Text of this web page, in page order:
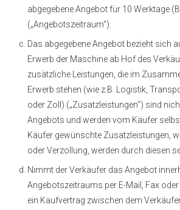
abgegebene Angebot für 10 Werktage
(„Angebotszeitraum“).
Das abgegebene Angebot bezieht sich
Erwerb der Maschine ab Hof des
zusätzliche Leistungen, die im
Erwerb stehen (wie z.B. Logistik,
oder Zoll) („Zusatzleistungen“) sind
Angebots und werden vom Käufer
Käufer gewünschte Zusatzleistungen,
oder Verzollung, werden durch diesen
Nimmt der Verkäufer das Angebot
Angebotszeitraums per E-Mail, Fax
ein Kaufvertrag zwischen dem